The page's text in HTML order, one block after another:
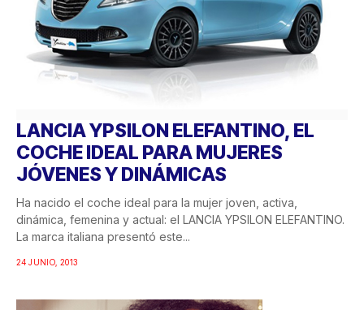
LANCIA YPSILON ELEFANTINO, EL
COCHE IDEAL PARA MUJERES
JÓVENES Y DINÁMICAS
Ha nacido el coche ideal para la mujer joven, activa,
dinámica, femenina y actual: el LANCIA YPSILON ELEFANTINO.
La marca italiana presentó este...
24 JUNIO, 2013